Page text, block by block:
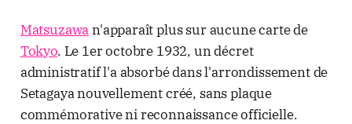
Matsuzawan'apparaît plus sur aucune carte de
Tokyo. Le 1er octobre 1932, un décret
administratif l'a absorbé dans l'arrondissement de
Setagaya nouvellement créé, sans plaque
commémorative ni reconnaissance officielle.